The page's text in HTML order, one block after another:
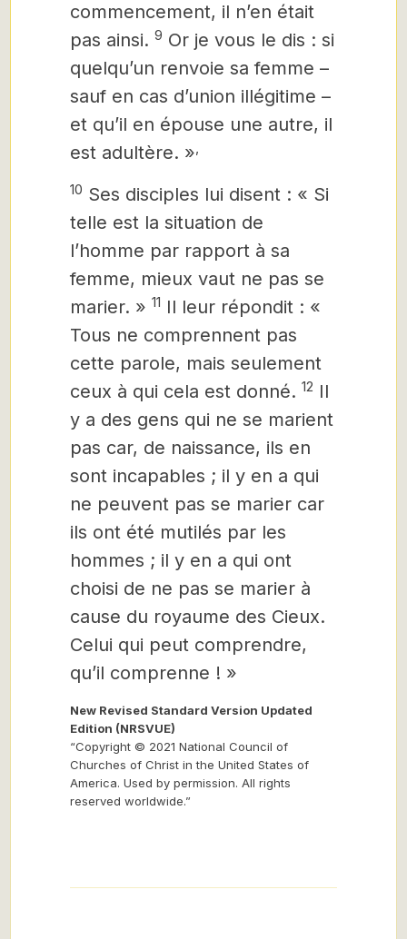
commencement, il n’en était
pas ainsi. 9 Or je vous le dis : si
quelqu’un renvoie sa femme –
sauf en cas d’union illégitime –
et qu’il en épouse une autre, il
est adultère. »
10 Ses disciples lui disent : « Si
telle est la situation de
l’homme par rapport à sa
femme, mieux vaut ne pas se
marier. » 11 Il leur répondit : «
Tous ne comprennent pas
cette parole, mais seulement
ceux à qui cela est donné. 12 Il
y a des gens qui ne se marient
pas car, de naissance, ils en
sont incapables ; il y en a qui
ne peuvent pas se marier car
ils ont été mutilés par les
hommes ; il y en a qui ont
choisi de ne pas se marier à
cause du royaume des Cieux.
Celui qui peut comprendre,
qu’il comprenne ! »
New Revised Standard Version Updated
Edition (NRSVUE)
“Copyright © 2021 National Council of
Churches of Christ in the United States of
America. Used by permission. All rights
reserved worldwide.”